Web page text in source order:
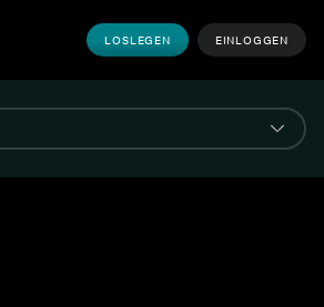
LOSLEGEN EINLOGGEN